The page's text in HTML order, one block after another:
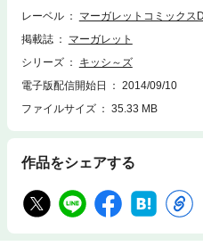
レーベル
マーガレットコミックス
掲載誌
マーガレット
シリーズ
キッシ～ズ
電子版配信開始日
2014/09/10
ファイルサイズ
35.33 MB
作品をシェアする